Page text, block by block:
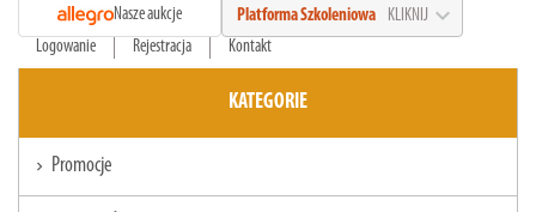
Nasze aukcje Platforma Szkoleniowa KLIKNIJ expand_more
Logowanie Rejestracja Kontakt
KATEGORIE
chevron_right Promocje